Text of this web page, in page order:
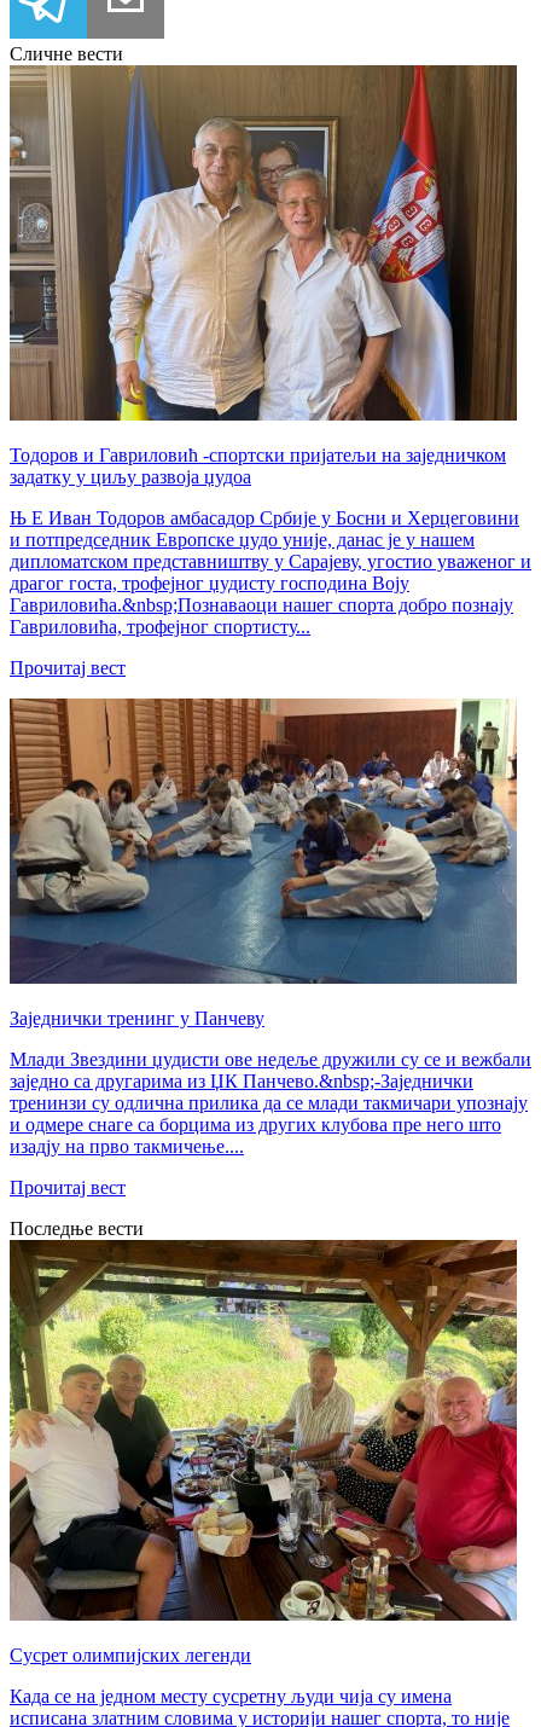
Сличне вести
Тодоров и Гавриловић -спортски пријатељи на заједничком
задатку у циљу развоја џудоа
Њ Е Иван Тодоров амбасадор Србије у Босни и Херцеговини
и потпредседник Европске џудо уније, данас је у нашем
дипломатском представништву у Сарајеву, угостио уваженог и
драгог госта, трофејног џудисту господина Воју
Гавриловића.&nbsp;Познаваоци нашег спорта добро познају
Гавриловића, трофејног спортисту...
Прочитај вест
Заједнички тренинг у Панчеву
Млади Звездини џудисти ове недеље дружили су се и вежбали
заједно са другарима из ЏК Панчево.&nbsp;-Заједнички
тренинзи су одлична прилика да се млади такмичари упознају
и одмере снаге са борцима из других клубова пре него што
изадју на прво такмичење....
Прочитај вест
Последње вести
Сусрет олимпијских легенди
Када се на једном месту сусретну људи чија су имена
исписана златним словима у историји нашег спорта, то није